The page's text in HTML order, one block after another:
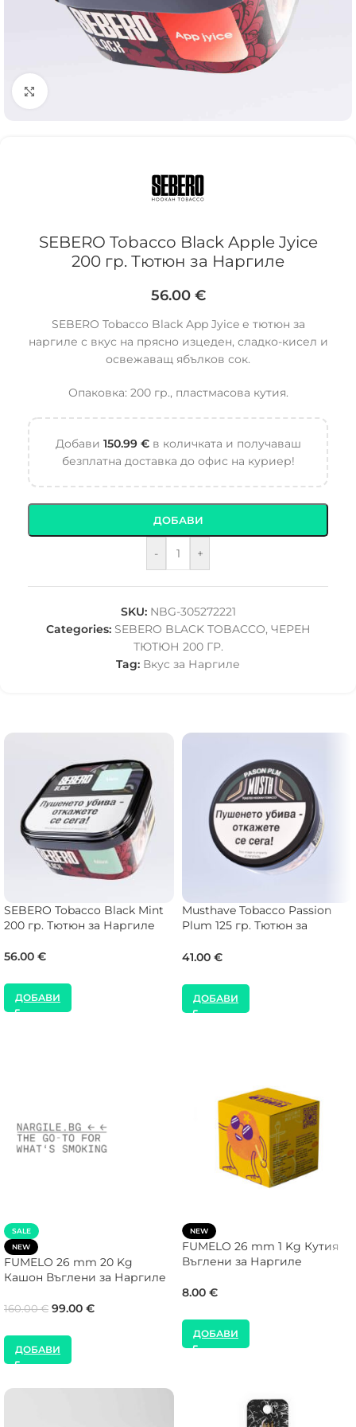
SEBERO Tobacco Black Apple Jyice
200 гр. Тютюн за Наргиле
56.00 €
SEBERO Tobacco Black App Jyice е тютюн за
наргиле с вкус на прясно изцеден, сладко-кисел и
освежаващ ябълков сок.
Опаковка: 200 гр., пластмасова кутия.
Добави 150.99 €в количката и получаваш
безплатна доставка до офис на куриер!
- +
ДОБАВИ
SKU: NBG-305272221
Categories: SEBERO BLACK TOBACCO, ЧЕРЕН
ТЮТЮН 200 ГР.
Tag: Вкус за Наргиле
SEBERO Tobacco Black Mint
200 гр. Тютюн за Наргиле
56.00 €
ДОБАВИ
Musthave Tobacco Passion
Plum 125 гр. Тютюн за
41.00 €
ДОБАВИ
SALE
NEW
FUMELO 26 mm 20 Kg
Кашон Въглени за Наргиле
160.00€ 99.00 €
ДОБАВИ
NEW
FUMELO 26 mm 1 Kg Кутия
Въглени за Наргиле
8.00 €
ДОБАВИ